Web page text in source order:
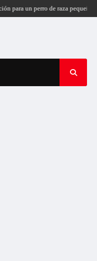
perro de raza pequeña